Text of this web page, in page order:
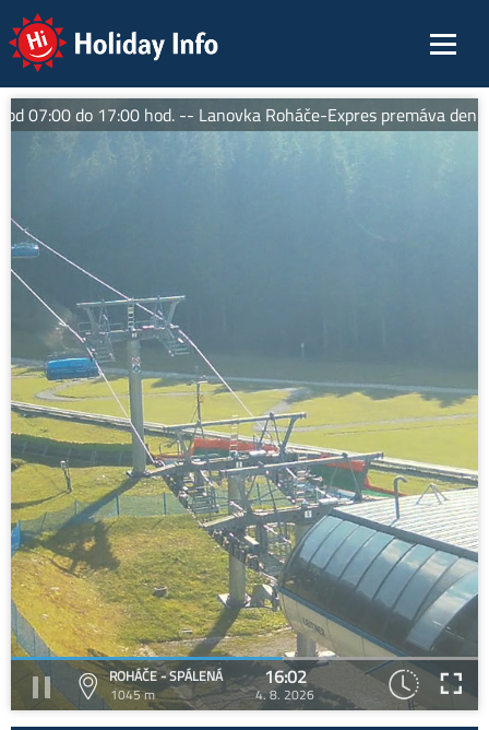
Holiday Info
07:00 do 17:00 hod. -- Lanovka Roháče-Expres premáva
ROHÁČE - SPÁLENÁ
1045 m
16:02
4. 8. 2026